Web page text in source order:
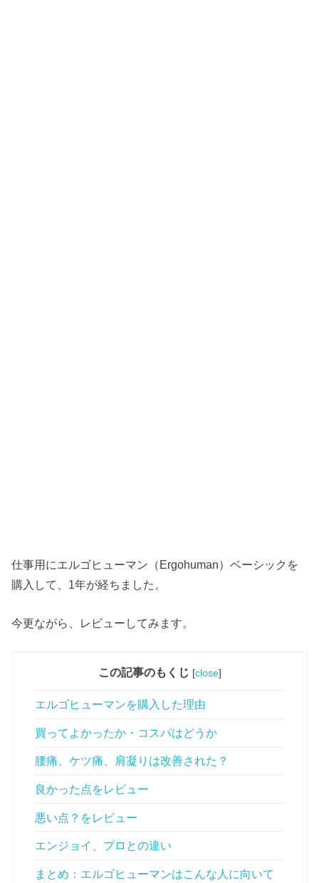
仕事用にエルゴヒューマン（Ergohuman）ベーシックを
購入して、1年が経ちました。
今更ながら、レビューしてみます。
この記事のもくじ [close]
エルゴヒューマンを購入した理由
買ってよかったか・コスパはどうか
腰痛、ケツ痛、肩凝りは改善された？
良かった点をレビュー
悪い点？をレビュー
エンジョイ、プロとの違い
まとめ：エルゴヒューマンはこんな人に向いて